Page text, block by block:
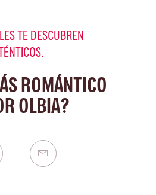
TE DESCUBREN
ROMÁNTICO
OLBIA?